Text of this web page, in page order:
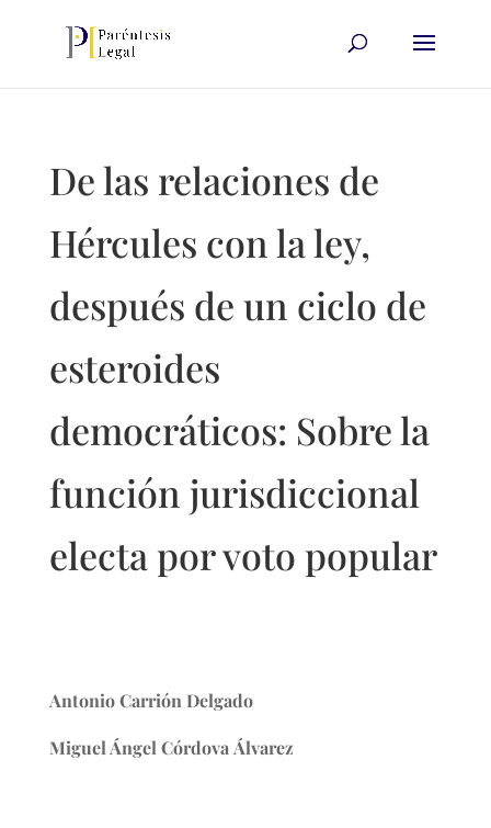
De las relaciones de
Hércules con la ley,
después de un ciclo de
esteroides
democráticos: Sobre la
función jurisdiccional
electa por voto popular
Antonio Carrión Delgado
Miguel Ángel Córdova Álvarez